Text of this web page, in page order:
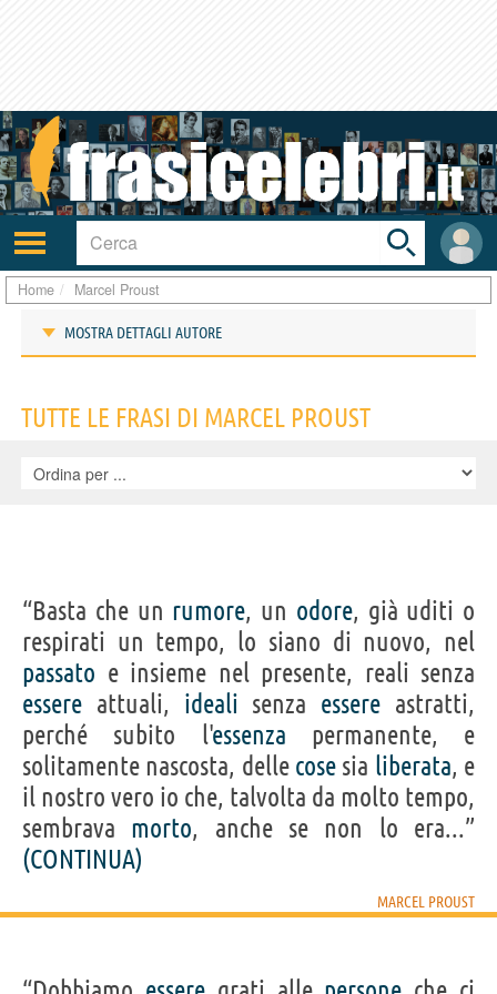
Attiva/disattiva
navigazione
User
area
Toggle
search
bar
Home Marcel Proust
MOSTRA DETTAGLI AUTORE
IDENTIKIT E DATI ANAGRAFICI
Nome
Valentin
Cognome Proust
Pseudonimo Marcel Proust
Nato 10 luglio 1871 a Parigi
Morto 18 novembre 1922 a Parigi
Sesso maschile
Nazionalità francese
Professione scrittore
Segno zodiacale Cancro
LIBRI DI MARCEL PROUST
tempo... Gomorra Guermantes
TUTTE LE FRASI DI MARCEL PROUST
“Basta che un rumore, un odore, già uditi o
respirati un tempo, lo siano di nuovo, nel
passato e insieme nel presente, reali senza
essere attuali, ideali senza essere astratti,
perché subito l'essenza permanente, e
solitamente nascosta, delle cose sia liberata, e
il nostro vero io che, talvolta da molto tempo,
sembrava morto, anche se non lo era...”
(CONTINUA)
MARCEL PROUST